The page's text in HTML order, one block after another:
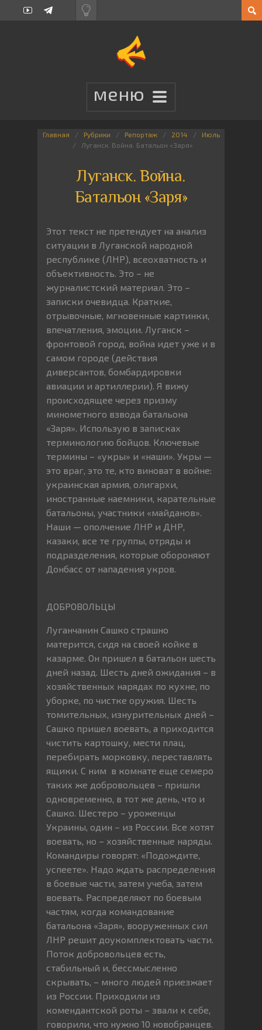
Главная Рубрики Репортаж 2014
Июль
Луганск. Война. Батальон «Заря»
Луганск. Война.
Батальон «Заря»
Этот текст не претендует на анализ
ситуации в Луганской народной
республике (ЛНР), всеохватность и
объективность. Это – не
журналистский материал. Это –
записки очевидца. Краткие,
отрывочные, мгновенные картинки,
впечатления, эмоции. Луганск –
фронтовой город, война идет уже и в
самом городе (действия
диверсантов, бомбардировки
авиации и артиллерии). Я вижу
происходящее через призму
минометного взвода батальона
«Заря». Использую в записках
терминологию бойцов. Ключевые
термины – «укры» и «наши». Укры —
это враг, это те, кто виноват в войне:
украинская армия, олигархи,
иностранные наемники, карательные
батальоны, участники «майданов».
Наши — ополчение ЛНР и ДНР,
казаки, все те группы, отряды и
подразделения, которые обороняют
Донбасс от нападения укров.
ДОБРОВОЛЬЦЫ
Луганчанин Сашко страшно
матерится, сидя на своей койке в
казарме. Он пришел в батальон шесть
дней назад. Шесть дней ожидания – в
хозяйственных нарядах по кухне, по
уборке, по чистке оружия. Шесть
томительных, изнурительных дней –
Сашко пришел воевать, а приходится
чистить картошку, мести плац,
перебирать морковку, переставлять
ящики. С ним в комнате еще семеро
таких же добровольцев – пришли
одновременно, в тот же день, что и
Сашко. Шестеро – уроженцы
Украины, один – из России. Все хотят
воевать, но – хозяйственные наряды.
Командиры говорят: «Подождите,
успеете». Надо ждать распределения
в боевые части, затем учеба, затем
воевать. Распределяют по боевым
частям, когда командование
батальона «Заря», вооруженных сил
ЛНР решит доукомплектовать части.
Поток добровольцев есть,
стабильный и, бессмысленно
скрывать, – много людей приезжает
из России. Приходили из
комендантской роты – звали к себе,
говорили, что нужно 10 новобранцев.